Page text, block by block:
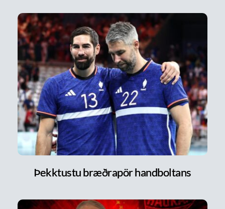
Þekktustu bræðrapör handboltans